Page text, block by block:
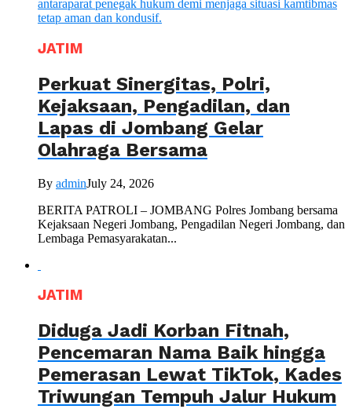
JATIM
Perkuat Sinergitas, Polri,
Kejaksaan, Pengadilan, dan
Lapas di Jombang Gelar
Olahraga Bersama
By adminJuly 24, 2026
BERITA PATROLI – JOMBANG Polres Jombang bersama
Kejaksaan Negeri Jombang, Pengadilan Negeri Jombang, dan
Lembaga Pemasyarakatan...
JATIM
Diduga Jadi Korban Fitnah,
Pencemaran Nama Baik hingga
Pemerasan Lewat TikTok, Kades
Triwungan Tempuh Jalur Hukum